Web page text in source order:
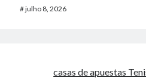
#julho 8, 2026
casas de apuestas